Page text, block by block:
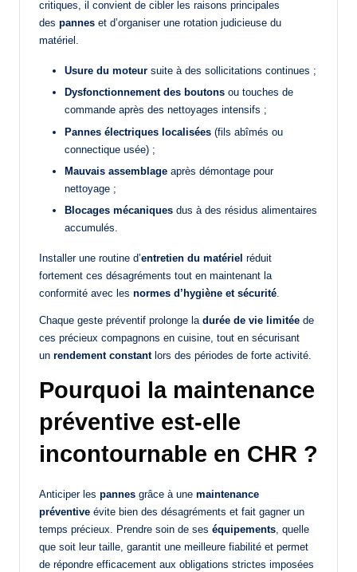
critiques, il convient de cibler les raisons principales
des pannes et d’organiser une rotation judicieuse du
matériel.
Usure du moteur suite à des sollicitations continues ;
Dysfonctionnement des boutons ou touches de
commande après des nettoyages intensifs ;
Pannes électriques localisées (fils abîmés ou
connectique usée) ;
Mauvais assemblage après démontage pour
nettoyage ;
Blocages mécaniques dus à des résidus alimentaires
accumulés.
Installer une routine d’entretien du matériel réduit
fortement ces désagréments tout en maintenant la
conformité avec les normes d’hygiène et sécurité
Chaque geste préventif prolonge la durée de vie limitée de
ces précieux compagnons en cuisine, tout en sécurisant
un rendement constantlors des périodes de forte activité.
Pourquoi la maintenance
préventive est-elle
incontournable en CHR ?
Anticiper les pannes grâce à une maintenance
préventive évite bien des désagréments et fait gagner un
temps précieux. Prendre soin de ses équipements , quelle
que soit leur taille, garantit une meilleure fiabilité et permet
de répondre efficacement aux obligations strictes imposées